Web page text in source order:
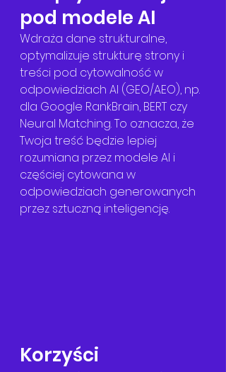
pod modele AI
Wdraża dane strukturalne,
optymalizuje strukturę strony i
treści pod cytowalność w
odpowiedziach AI (GEO/AEO), np.
dla Google RankBrain, BERT czy
Neural Matching. To oznacza, że
Twoja treść będzie lepiej
rozumiana przez modele AI i
częściej cytowana w
odpowiedziach generowanych
przez sztuczną inteligencję.
Korzyści